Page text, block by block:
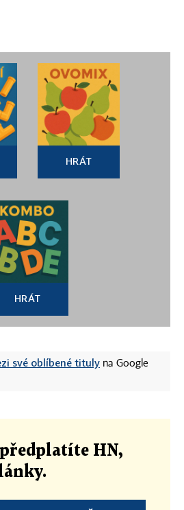
HRÁT
HRÁT
své oblíbené tituly na Google
HN,
.